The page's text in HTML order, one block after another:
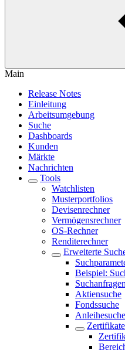
Main
Release Notes
Einleitung
Arbeitsumgebung
Suche
Dashboards
Kunden
Märkte
Nachrichten
Tools
Watchlisten
Musterportfolios
Devisenrechner
Vermögensrechner
OS-Rechner
Renditerechner
Erweiterte
Beispiel:
Aktiensuche
Fondssuche
Anleihesuche